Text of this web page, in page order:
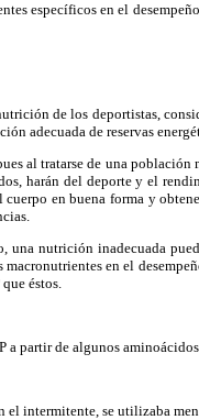
específicos en el
de los deportistas,
adecuada de reservas
al tratarse de una
harán del deporte y el
en buena forma y
nutrición inadecuada
en el
éstos.
partir de algunos
intermitente, se utilizaba